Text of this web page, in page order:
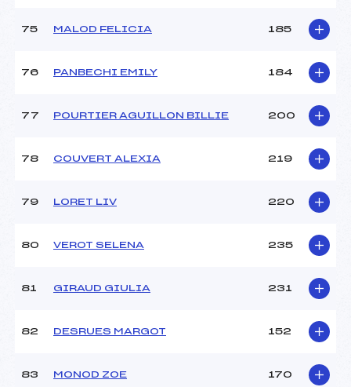
75 MALOD FELICIA 185
76 PANBECHI EMILY 184
77 POURTIER AGUILLON BILLIE 200
78 COUVERT ALEXIA 219
79 LORET LIV 220
80 VEROT SELENA 235
81 GIRAUD GIULIA 231
82 DESRUES MARGOT 152
83 MONOD ZOE 170